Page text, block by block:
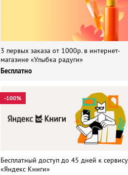
3 первых заказа от 1000р. в интернет-
магазине «Улыбка радуги»
Бесплатно
-100%
Бесплатный доступ до 45 дней к сервису
«Яндекс Книги»